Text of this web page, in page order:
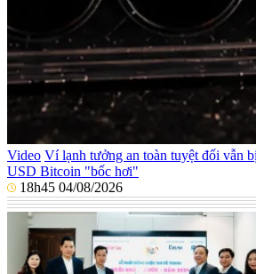
Video Ví lạnh tưởng an toàn tuyệt đối vẫn
USD Bitcoin "bốc hơi"
18h45 04/08/2026